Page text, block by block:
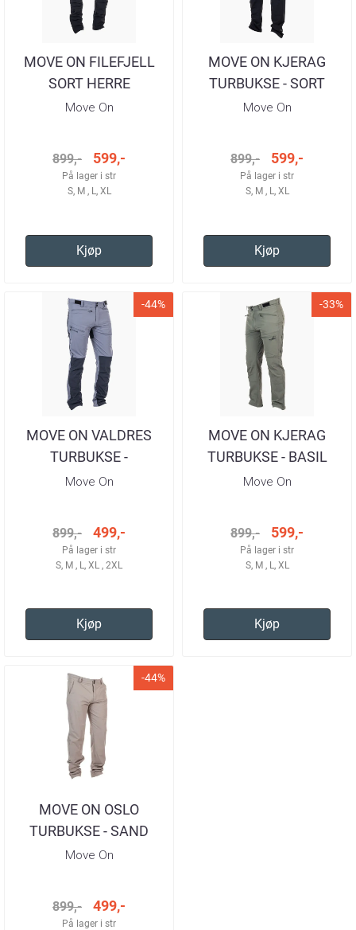
MOVE ON FILEFJELL
SORT HERRE
Move On
899,- 599,-
På lager i str
S, M , L, XL
Kjøp
MOVE ON KJERAG
TURBUKSE - SORT
HERRE
Move On
899,- 599,-
På lager i str
S, M , L, XL
Kjøp
-44%
MOVE ON VALDRES
TURBUKSE -
STONE/MIDNIGHT
Move On
899,- 499,-
På lager i str
S, M , L, XL , 2XL
Kjøp
-33%
MOVE ON KJERAG
TURBUKSE - BASIL
HERRE
Move On
899,- 599,-
På lager i str
S, M , L, XL
Kjøp
-44%
MOVE ON OSLO
TURBUKSE - SAND
HERRE
Move On
899,- 499,-
På lager i str